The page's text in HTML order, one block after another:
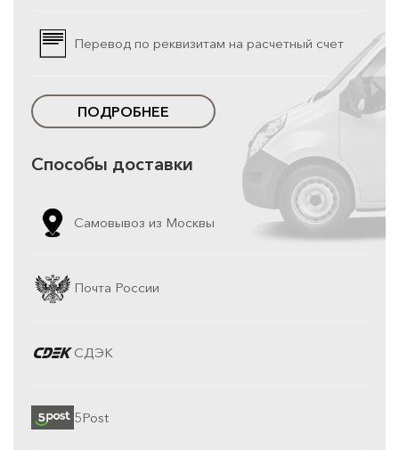
Перевод по реквизитам на расчетный счет
ПОДРОБНЕЕ
Способы доставки
Самовывоз из Москвы
Почта России
СДЭК
5Post